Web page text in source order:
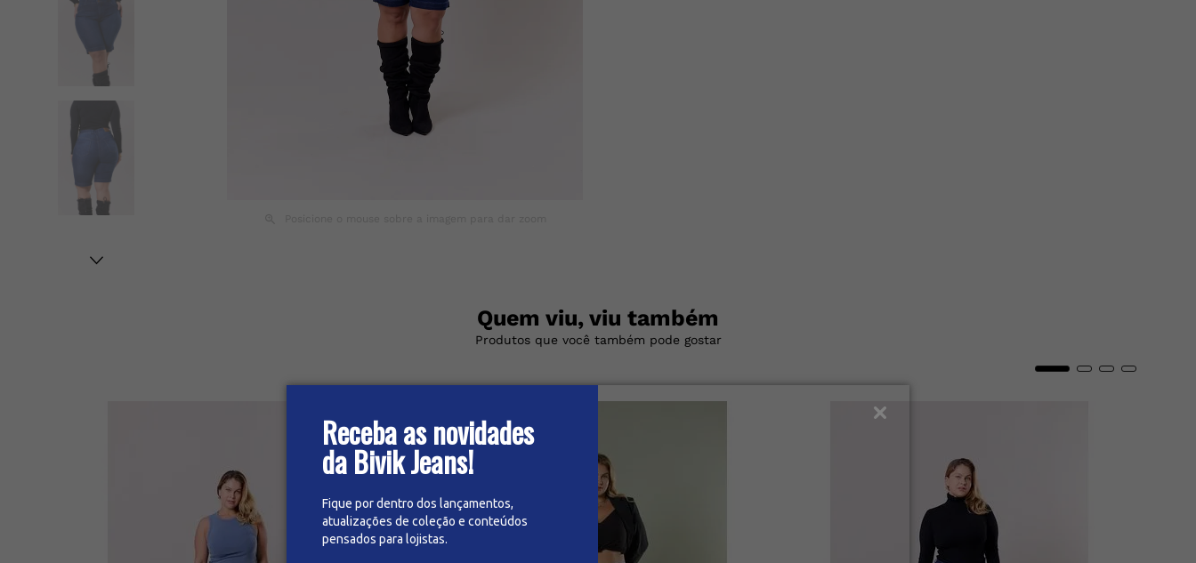
Receba as novidades
da Bivik Jeans!
Fique por dentro dos lançamentos,
atualizações de coleção e conteúdos
pensados para lojistas.
Quem viu, viu também
Produtos que você também pode gostar